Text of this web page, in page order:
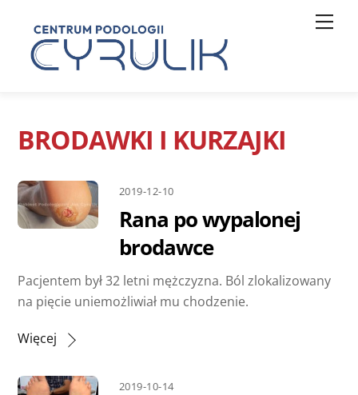
content
BRODAWKI I KURZAJKI
2019-12-10
Rana po wypalonej
brodawce
Pacjentem był 32 letni mężczyzna. Ból zlokalizowany
na pięcie uniemożliwiał mu chodzenie.
Więcej
2019-10-14